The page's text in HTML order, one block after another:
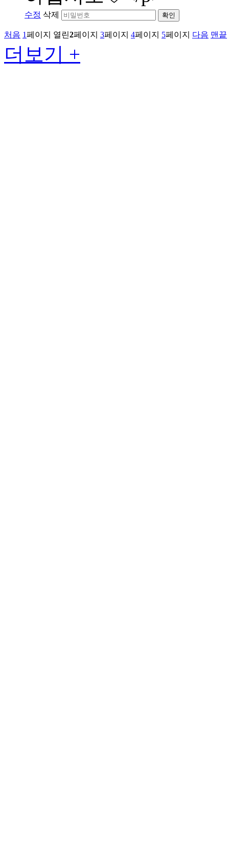
수정 삭제 확인
처음 1페이지 열린2페이지 3페이지 4페이지 5페이지 다음 맨끝
더보기 +